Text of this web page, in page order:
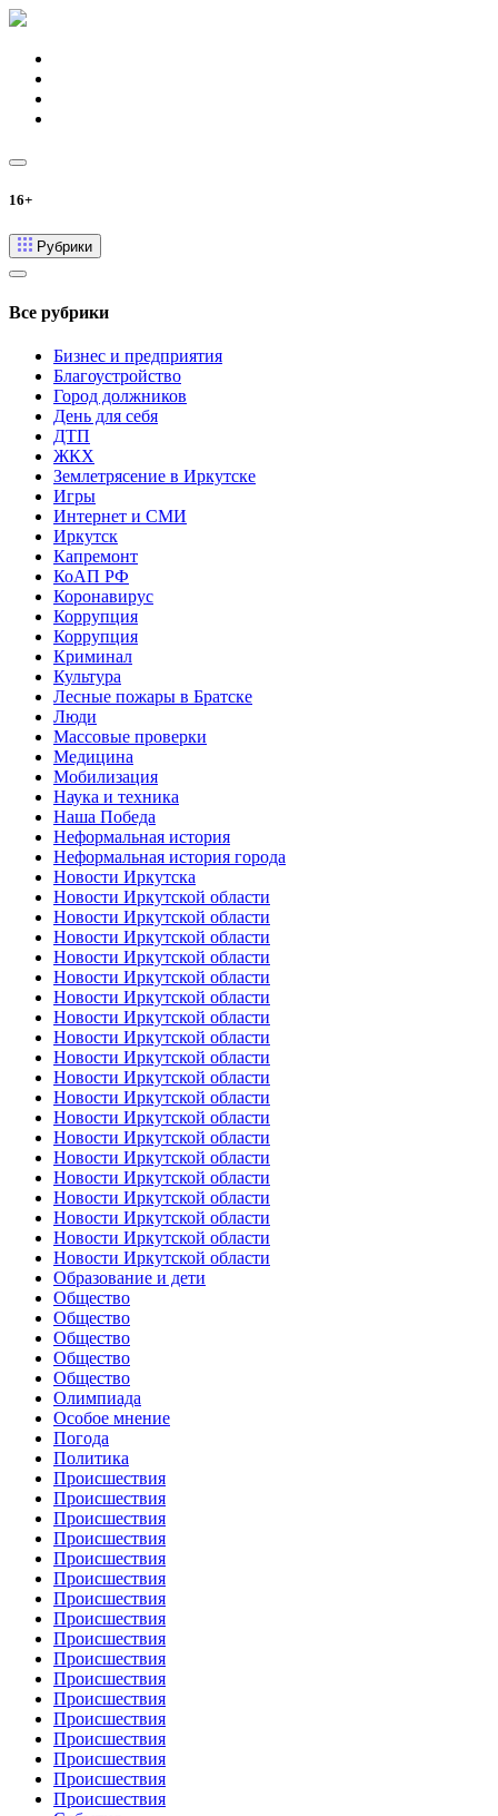
16+
Рубрики
Все рубрики
Бизнес и предприятия
Благоустройство
Город должников
День для себя
ДТП
ЖКХ
Землетрясение в Иркутске
Игры
Интернет и СМИ
Иркутск
Капремонт
КоАП РФ
Коронавирус
Коррупция
Коррупция
Криминал
Культура
Лесные пожары в Братске
Люди
Массовые проверки
Медицина
Мобилизация
Наука и техника
Наша Победа
Неформальная история
Неформальная история города
Новости Иркутска
Новости Иркутской области
Новости Иркутской области
Новости Иркутской области
Новости Иркутской области
Новости Иркутской области
Новости Иркутской области
Новости Иркутской области
Новости Иркутской области
Новости Иркутской области
Новости Иркутской области
Новости Иркутской области
Новости Иркутской области
Новости Иркутской области
Новости Иркутской области
Новости Иркутской области
Новости Иркутской области
Новости Иркутской области
Новости Иркутской области
Новости Иркутской области
Образование и дети
Общество
Общество
Общество
Общество
Общество
Олимпиада
Особое мнение
Погода
Политика
Происшествия
Происшествия
Происшествия
Происшествия
Происшествия
Происшествия
Происшествия
Происшествия
Происшествия
Происшествия
Происшествия
Происшествия
Происшествия
Происшествия
Происшествия
Происшествия
Происшествия